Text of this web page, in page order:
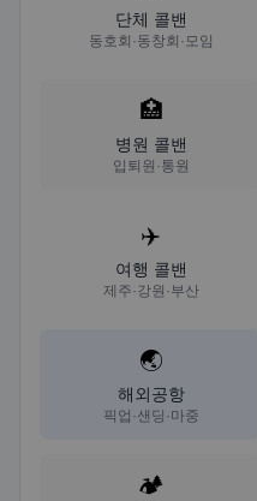
단체 콜밴
동호회·동창회·모임
🏥
병원 콜밴
입퇴원·통원
✈️
여행 콜밴
제주·강원·부산
🌏
해외공항
픽업·샌딩·마중
🏕️